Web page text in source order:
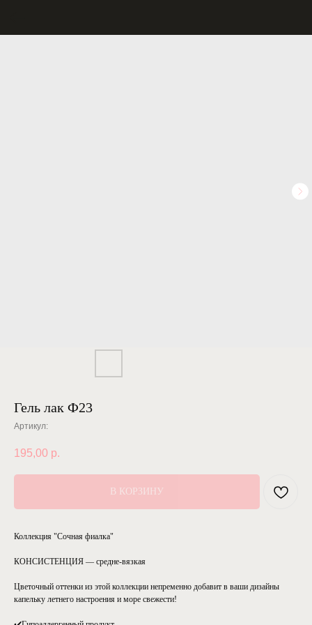
Гель лак Ф23
Артикул:
195,00 р.
В КОРЗИНУ
Коллекция "Сочная фиалка"
КОНСИСТЕНЦИЯ — средне-вязкая
Цветочный оттенки из этой коллекции непременно добавит в ваши дизайны
капельку летнего настроения и море свежести!